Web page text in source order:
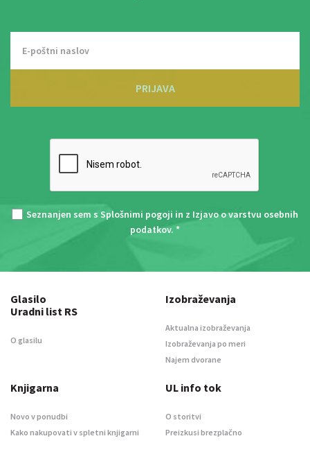
PRIJAVA
Seznanjen sem s Splošnimi pogoji in z Izjavo o varstvu osebnih
podatkov. *
Glasilo
Uradni list RS
O glasilu
Izobraževanja
Aktualna izobraževanja
Izobraževanja po meri
Najem dvorane
Knjigarna
Novo v ponudbi
Kako nakupovati v spletni knjigarni
UL info tok
O storitvi
Preizkusi brezplačno